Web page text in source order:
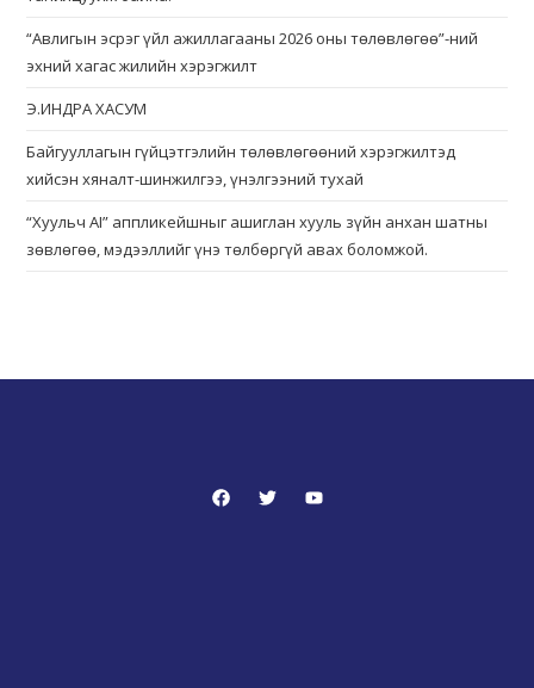
“Авлигын эсрэг үйл ажиллагааны 2026 оны төлөвлөгөө”-ний
эхний хагас жилийн хэрэгжилт
Э.ИНДРА ХАСУМ
Байгууллагын гүйцэтгэлийн төлөвлөгөөний хэрэгжилтэд
хийсэн хяналт-шинжилгээ, үнэлгээний тухай
“Хуульч АІ” аппликейшныг ашиглан хууль зүйн анхан шатны
зөвлөгөө, мэдээллийг үнэ төлбөргүй авах боломжой.